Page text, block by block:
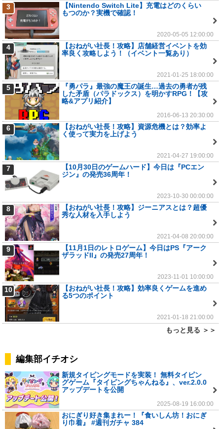
3
【Nintendo Switch Lite】充電はどのくらい
もつのか？実機で確認！
2020-05-05 12:00:00
4
【おねがい社長！攻略】店舗経営イベントを効
率良く攻略しよう！（イベント一覧あり）
2021-01-25 18:00:00
5
『勇パラ』最強の魔王の誕生…過去の勇者が残
した矛盾（パラドックス）を明かすRPG！【攻
略&アプリ紹介】
2016-06-13 20:30:00
6
【おねがい社長！攻略】資源危機とは？効率よ
く使って実力を上げよう
2021-04-27 19:00:00
7
【10月30日のゲームハード】今日は『PCエン
ジン』の発売36周年！
2023-10-30 00:00:00
8
【おねがい社長！攻略】ジーニアスとは？超優
秀な人材を入手しよう
2021-04-08 20:00:00
9
【11月1日のレトロゲーム】今日はPS『アーク
ザラッドII』の発売27周年！
2023-11-01 10:00:00
10
【おねがい社長！攻略】効率良くゲームを進め
る5つのポイント
2021-01-18 21:00:00
もっと見る ＞＞
編集部イチオシ
新規タイピングモードを実装！ 無料タイピン
グゲーム『タイピングちゃんねる』、ver.2.0.0
アップデートを公開
2025-08-19 16:00:00
おにぎり好き集まれー！『食いしん坊！おにぎ
り巾着』 #週刊ガチャ 384